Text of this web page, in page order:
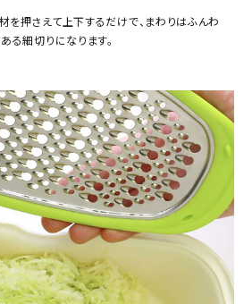
を押さえて上下するだけで、まわりはふんわ
る細切りになります。